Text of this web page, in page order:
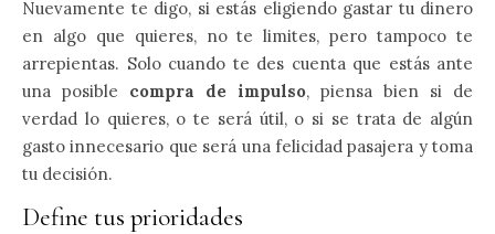
Nuevamente te digo, si estás eligiendo gastar tu dinero
en algo que quieres, no te limites, pero tampoco te
arrepientas. Solo cuando te des cuenta que estás ante
una posible compra de impulso, piensa bien si de
verdad lo quieres, o te será útil, o si se trata de algún
gasto innecesario que será una felicidad pasajera y toma
tu decisión.
Define tus prioridades